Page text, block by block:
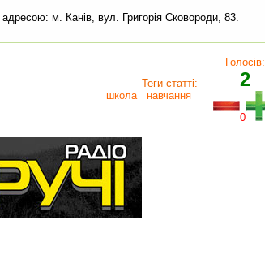
м. Канів, вул. Григорія Сковороди, 83.
Теги статті:
школа
навчання
Голосів:
2
0